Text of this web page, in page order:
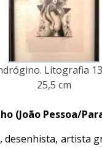
Litografia
25,5 cm
(João Pessoa/
desenhista, artista